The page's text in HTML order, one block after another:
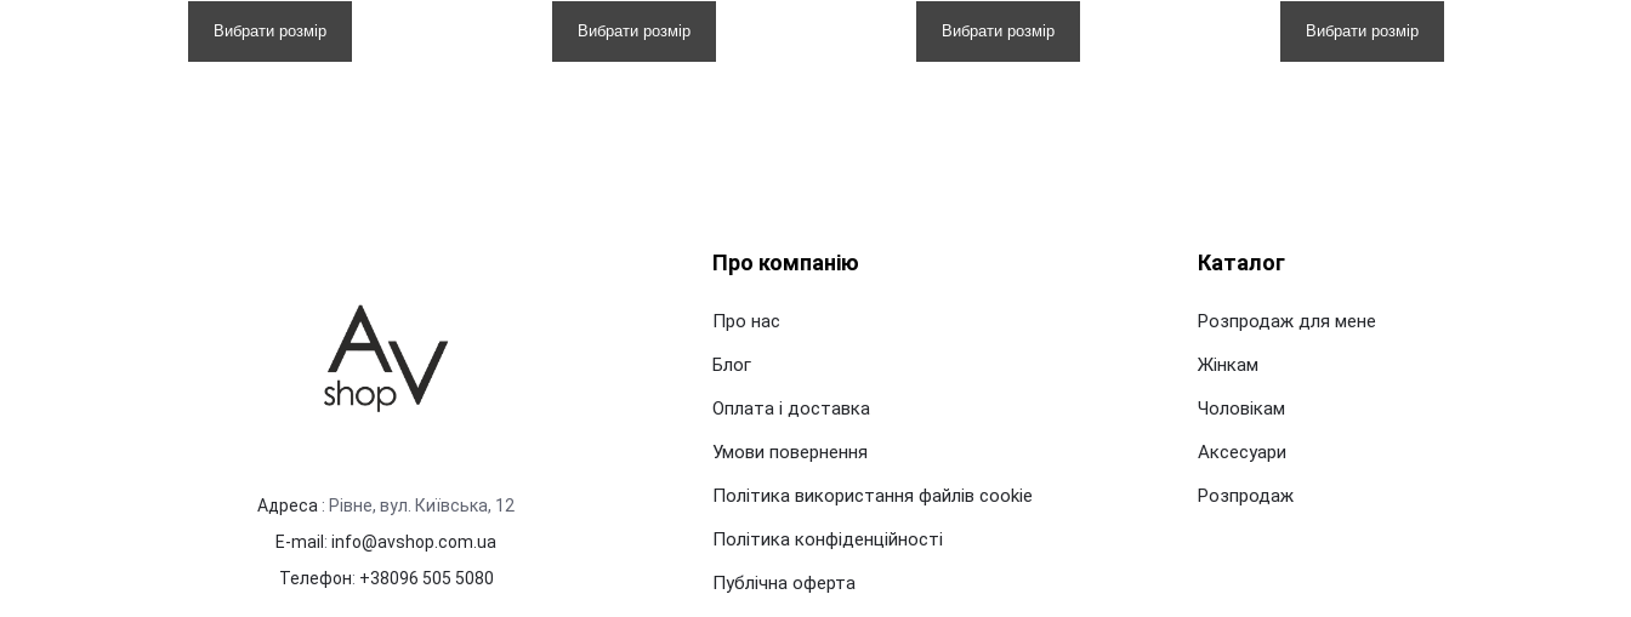
Адреса : Рівне, вул. Київська, 12
E-mail: info@avshop.com.ua
Телефон: +38096 505 5080
Про компанію
Про нас
Блог
Оплата і доставка
Умови повернення
Політика використання файлів cookie
Політика конфіденційності
Публічна оферта
Каталог
Розпродаж для мене
Жінкам
Чоловікам
Аксесуари
Розпродаж